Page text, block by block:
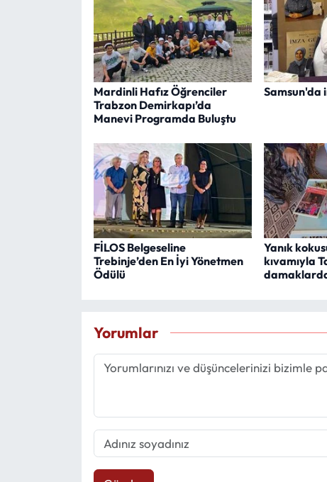
Mardinli Hafız Öğrenciler
Trabzon Demirkapı’da
Manevi Programda Buluştu
Samsun'da
FİLOS Belgeseline
Trebinje’den En İyi Yönetmen
Ödülü
Yanık
kıvamıyla
Yorumlar